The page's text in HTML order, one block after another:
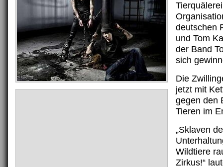
deutschen
und Tom
der Band
sich
Die
jetzt mit
gegen den
Tieren im
„Sklaven
Wildtiere
Zirkus!“